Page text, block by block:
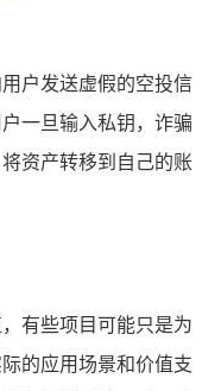
户发送虚假的空投信
一旦输入私钥，诈骗
资产转移到自己的账
有些项目可能只是为
的应用场景和价值支